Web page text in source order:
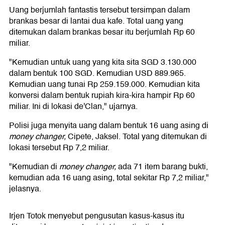
Uang berjumlah fantastis tersebut tersimpan dalam
brankas besar di lantai dua kafe. Total uang yang
ditemukan dalam brankas besar itu berjumlah Rp 60
miliar.
"Kemudian untuk uang yang kita sita SGD 3.130.000
dalam bentuk 100 SGD. Kemudian USD 889.965.
Kemudian uang tunai Rp 259.159.000. Kemudian kita
konversi dalam bentuk rupiah kira-kira hampir Rp 60
miliar. Ini di lokasi de'Clan," ujarnya.
Polisi juga menyita uang dalam bentuk 16 uang asing di
money changer,Cipete, Jaksel. Total yang ditemukan di
lokasi tersebut Rp 7,2 miliar.
"Kemudian di money changer,ada 71 item barang bukti,
kemudian ada 16 uang asing, total sekitar Rp 7,2 miliar,"
jelasnya.
Irjen Totok menyebut pengusutan kasus-kasus itu